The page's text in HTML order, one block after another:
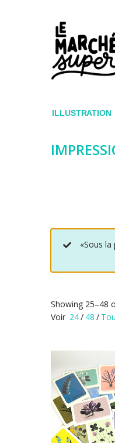
ILLUSTRATION
«Sous
Showing 25–48
Voir 24/ 48 /